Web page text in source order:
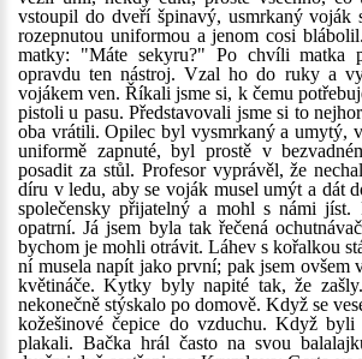
vstoupil do dveří špinavý, usmrkaný voják
rozepnutou uniformou a jenom cosi
matky: "Máte sekyru?" Po chvíli matka
opravdu ten nástroj. Vzal ho do ruky a
vojákem ven. Říkali jsme si, k čemu
pistoli u pasu. Představovali jsme si to
oba vrátili. Opilec byl vysmrkaný a umytý,
uniformě zapnuté, byl prostě v
posadit za stůl. Profesor vyprávěl, že
díru v ledu, aby se voják musel umýt a dát
společensky přijatelný a mohl s námi jíst.
opatrní. Já jsem byla tak řečená
bychom je mohli otrávit. Láhev s kořalkou
ní musela napít jako první; pak jsem ovšem
květináče. Kytky byly napité tak, že
nekonečně stýskalo po domově. Když se
kožešinové čepice do vzduchu. Když byli
plakali. Bačka hrál často na svou